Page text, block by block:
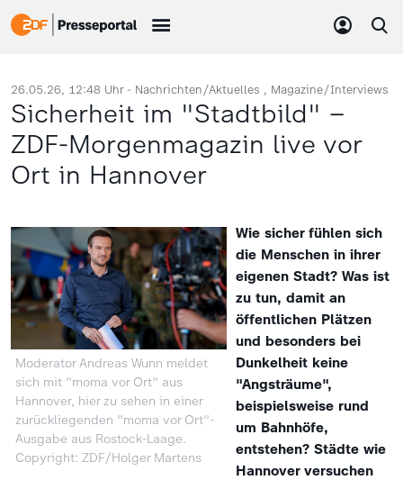
26.05.26, 12:48 Uhr - Nachrichten/Aktuelles Magazine/Interviews
Sicherheit im "Stadtbild" –
ZDF-Morgenmagazin live vor
Ort in Hannover
Moderator Andreas Wunn meldet
sich mit "moma vor Ort" aus
Hannover, hier zu sehen in einer
zurückliegenden "moma vor Ort"-
Ausgabe aus Rostock-Laage.
Copyright: ZDF/Holger Martens
Wie sicher fühlen sich
die Menschen in ihrer
eigenen Stadt? Was ist
zu tun, damit an
öffentlichen Plätzen
und besonders bei
Dunkelheit keine
"Angsträume",
beispielsweise rund
um Bahnhöfe,
entstehen? Städte wie
Hannover versuchen